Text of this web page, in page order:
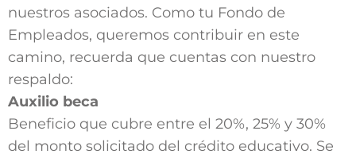
nuestros asociados. Como tu Fondo de
Empleados, queremos contribuir en este
camino, recuerda que cuentas con nuestro
respaldo:
Auxilio beca
Beneficio que cubre entre el 20%, 25% y 30%
del monto solicitado del crédito educativo. Se